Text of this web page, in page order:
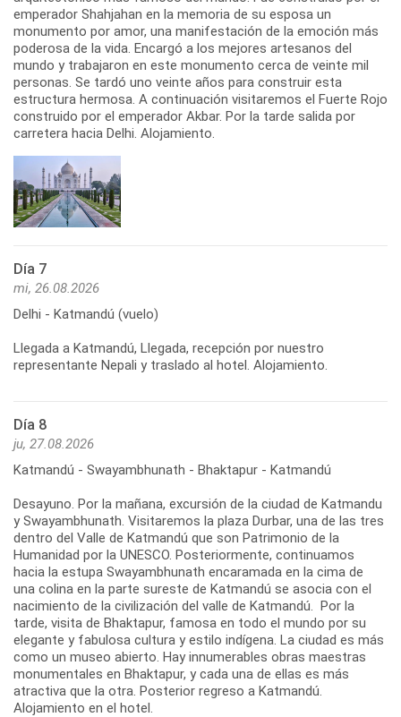
emperador Shahjahan en la memoria de su esposa un
monumento por amor, una manifestación de la emoción más
poderosa de la vida. Encargó a los mejores artesanos del
mundo y trabajaron en este monumento cerca de veinte mil
personas. Se tardó uno veinte años para construir esta
estructura hermosa. A continuación visitaremos el Fuerte Rojo
construido por el emperador Akbar. Por la tarde salida por
carretera hacia Delhi. Alojamiento.
Día 7
mi, 26.08.2026
Delhi - Katmandú (vuelo)
Llegada a Katmandú, Llegada, recepción por nuestro
representante Nepali y traslado al hotel. Alojamiento.
Día 8
ju, 27.08.2026
Katmandú - Swayambhunath - Bhaktapur - Katmandú
Desayuno. Por la mañana, excursión de la ciudad de Katmandu
y Swayambhunath. Visitaremos la plaza Durbar, una de las tres
dentro del Valle de Katmandú que son Patrimonio de la
Humanidad por la UNESCO. Posteriormente, continuamos
hacia la estupa Swayambhunath encaramada en la cima de
una colina en la parte sureste de Katmandú se asocia con el
nacimiento de la civilización del valle de Katmandú. Por la
tarde, visita de Bhaktapur, famosa en todo el mundo por su
elegante y fabulosa cultura y estilo indígena. La ciudad es más
como un museo abierto. Hay innumerables obras maestras
monumentales en Bhaktapur, y cada una de ellas es más
atractiva que la otra. Posterior regreso a Katmandú.
Alojamiento en el hotel.